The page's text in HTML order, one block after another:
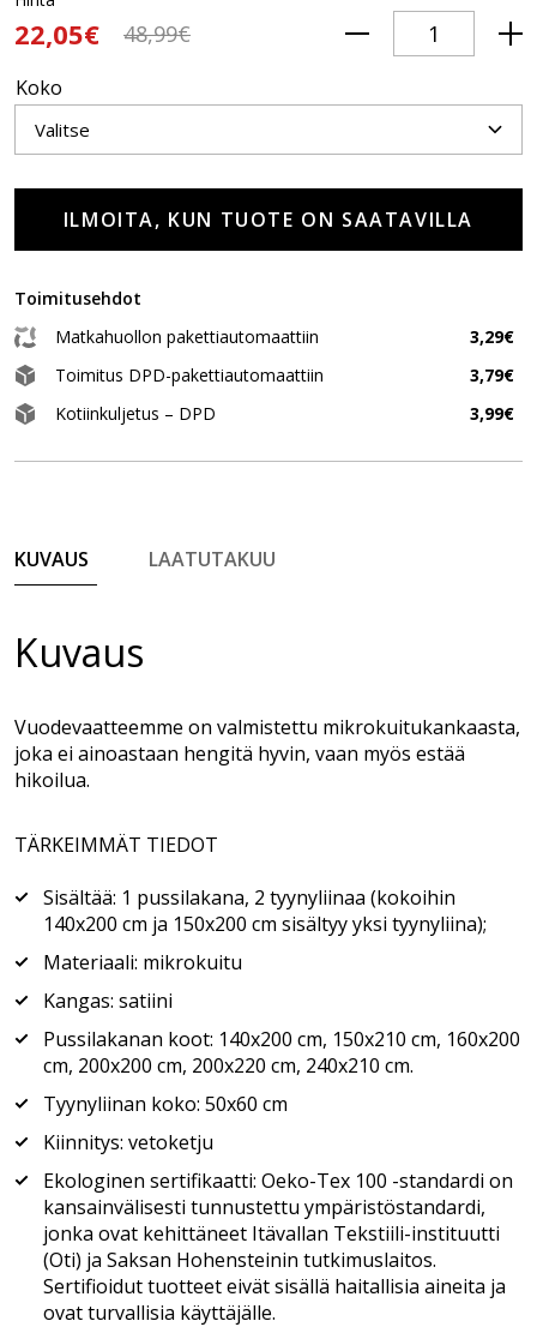
22,05€ 48,99€
Koko
ILMOITA, KUN TUOTE ON SAATAVILLA
Toimitusehdot
Matkahuollon pakettiautomaattiin
3,29€
Toimitus DPD-pakettiautomaattiin
3,79€
Kotiinkuljetus – DPD
3,99€
KUVAUS LAATUTAKUU
Kuvaus
Vuodevaatteemme on valmistettu mikrokuitukankaasta,
joka ei ainoastaan hengitä hyvin, vaan myös estää
hikoilua.
TÄRKEIMMÄT TIEDOT
Sisältää: 1 pussilakana, 2 tyynyliinaa (kokoihin
140x200 cm ja 150x200 cm sisältyy yksi tyynyliina);
Materiaali: mikrokuitu
Kangas: satiini
Pussilakanan koot: 140x200 cm, 150x210 cm, 160x200
cm, 200x200 cm, 200x220 cm, 240x210 cm.
Tyynyliinan koko: 50x60 cm
Kiinnitys: vetoketju
Ekologinen sertifikaatti: Oeko-Tex 100 -standardi on
kansainvälisesti tunnustettu ympäristöstandardi,
jonka ovat kehittäneet Itävallan Tekstiili-instituutti
(Oti) ja Saksan Hohensteinin tutkimuslaitos.
Sertifioidut tuotteet eivät sisällä haitallisia aineita ja
ovat turvallisia käyttäjälle.